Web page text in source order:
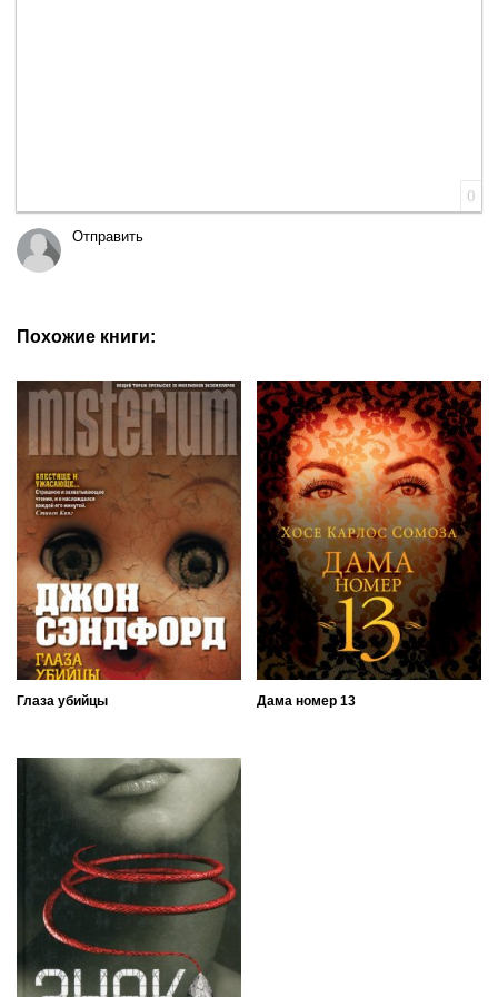
0
Отправить
Похожие книги:
Глаза убийцы Дама номер 13